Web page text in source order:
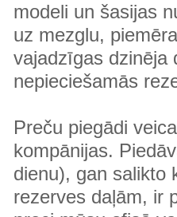
modeli un šasijas
uz mezglu,
vajadzīgas dzinēja
nepieciešamās
Preču piegādi
kompānijas.
dienu), gan salikto
rezerves daļām, ir